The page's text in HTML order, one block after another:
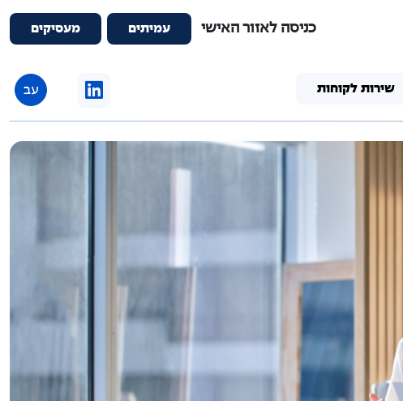
כניסה לאזור האישי עמיתים מעסיקים
שירות לקוחות עב